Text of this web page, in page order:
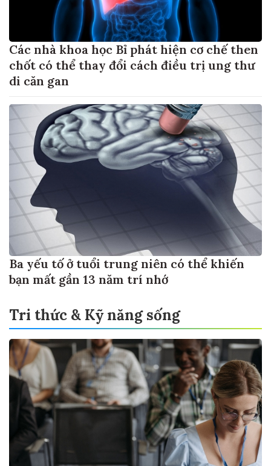
Các nhà khoa học Bỉ phát hiện cơ chế then
chốt có thể thay đổi cách điều trị ung thư
di căn gan
Ba yếu tố ở tuổi trung niên có thể khiến
bạn mất gần 13 năm trí nhớ
Tri thức & Kỹ năng sống